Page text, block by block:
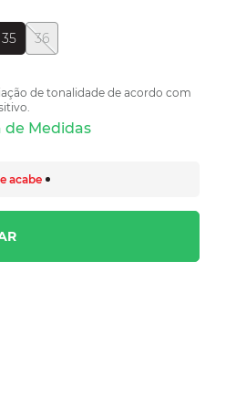
35 36
de tonalidade de acordo com
de Medidas
acabe